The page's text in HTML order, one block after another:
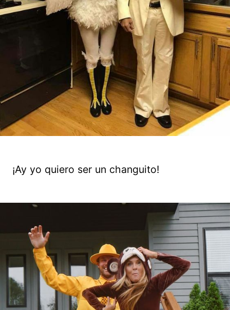
¡Ay yo quiero ser un changuito!